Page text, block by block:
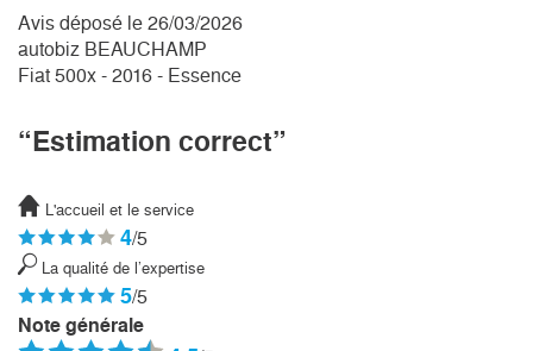
Avis déposé le 26/03/2026
autobiz BEAUCHAMP
Fiat 500x - 2016 - Essence
“Estimation correct”
L'accueil et le service
4/5
La qualité de l’expertise
5/5
Note générale